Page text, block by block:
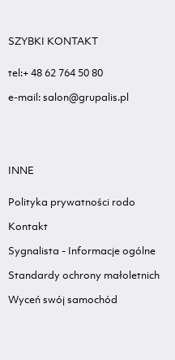
SZYBKI KONTAKT
tel:+ 48 62 764 50 80
e-mail: salon@grupalis.pl
INNE
Polityka prywatności rodo
Kontakt
Sygnalista - Informacje ogólne
Standardy ochrony małoletnich
Wyceń swój samochód